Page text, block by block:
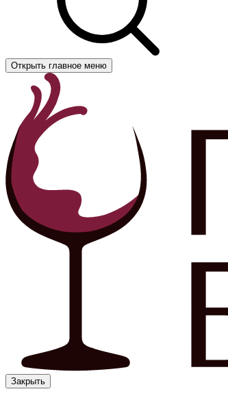
Открыть главное меню
Закрыть